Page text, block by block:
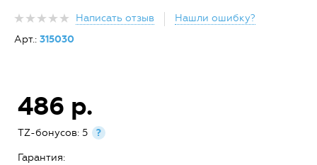
Написать отзыв
Нашли ошибку?
Арт.: 315030
486 р.
TZ-бонусов: 5 ?
Гарантия: